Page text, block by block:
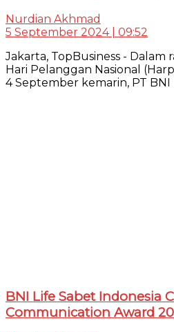
Nurdian Akhmad
5 September 2024 | 09:52
Jakarta, TopBusiness -
Hari Pelanggan Nasional
4 September kemarin, PT BNI
BNI Life Sabet Indonesia
Communication Award